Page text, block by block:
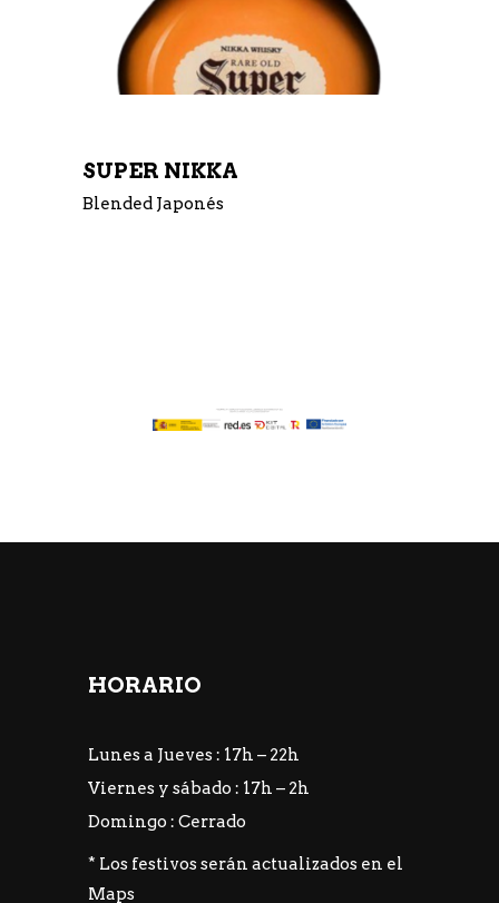
SUPER NIKKA
Blended Japonés
HORARIO
Lunes a Jueves : 17h – 22h
Viernes y sábado : 17h – 2h
Domingo : Cerrado
* Los festivos serán actualizados en el
Maps